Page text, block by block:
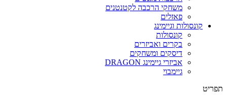
משחקי הרכבה לקטנטנים
פאזלים
קונסולות וגיימינג
קונסולות
בקרים ואביזרים
דיסקים ומשחקים
אביזרי גיימינג DRAGON
גיימבוי
תפריט